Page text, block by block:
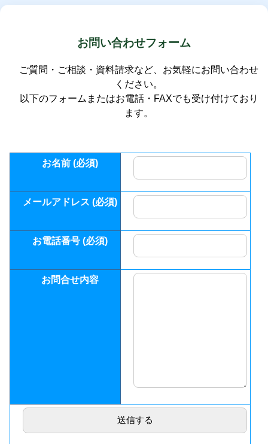
お問い合わせフォーム
ご質問・ご相談・資料請求など、お気軽にお問い合わせ
ください。
以下のフォームまたはお電話・FAXでも受け付けており
ます。
お名前 (必須)
メールアドレス (必須)
お電話番号 (必須)
お問合せ内容